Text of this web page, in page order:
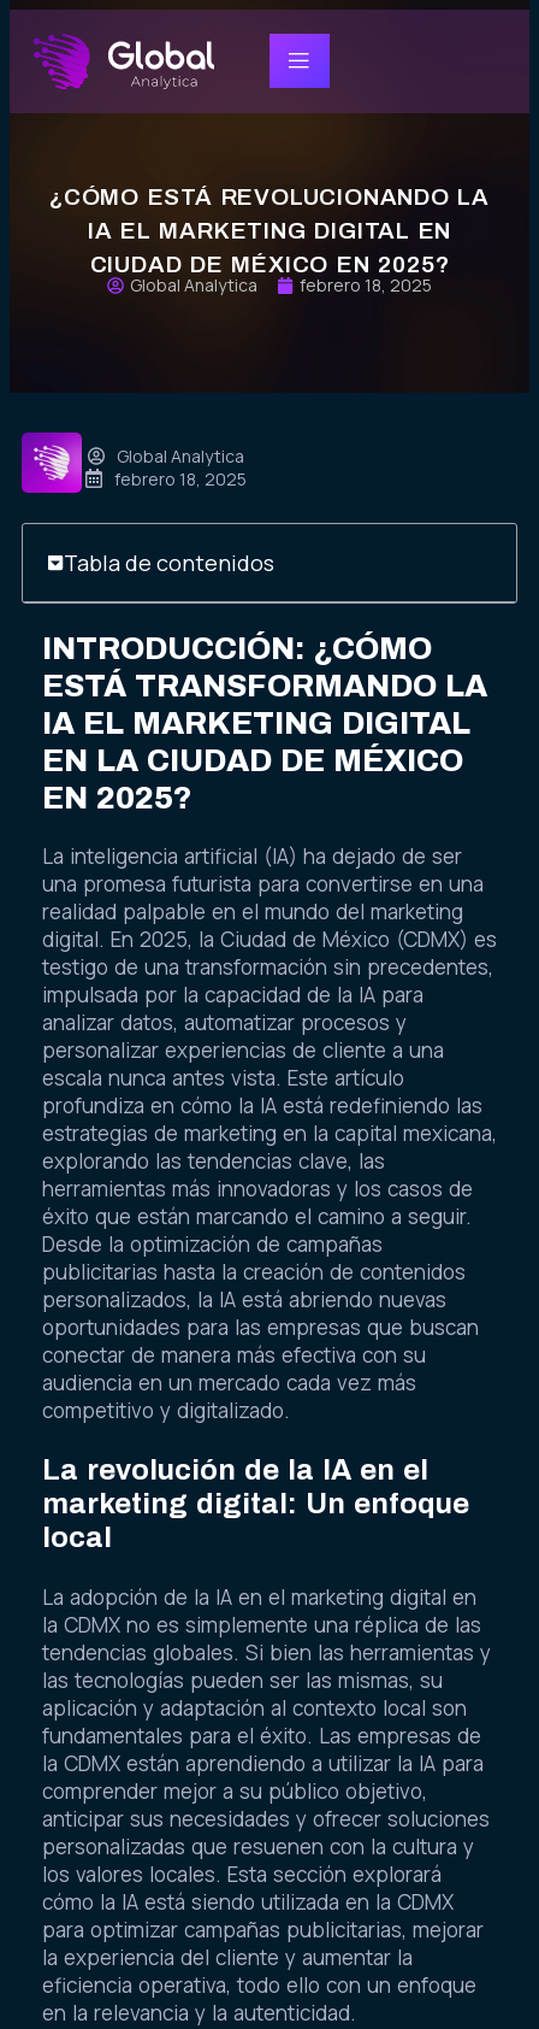
¿CÓMO ESTÁ REVOLUCIONANDO LA
IA EL MARKETING DIGITAL EN
CIUDAD DE MÉXICO EN 2025?
Global Analytica febrero 18, 2025
Global Analytica
febrero 18, 2025
Tabla de contenidos
INTRODUCCIÓN: ¿CÓMO
ESTÁ TRANSFORMANDO LA
IA EL MARKETING DIGITAL
EN LA CIUDAD DE MÉXICO
EN 2025?
La inteligencia artificial (IA) ha dejado de ser
una promesa futurista para convertirse en una
realidad palpable en el mundo del marketing
digital. En 2025, la Ciudad de México (CDMX) es
testigo de una transformación sin precedentes,
impulsada por la capacidad de la IA para
analizar datos, automatizar procesos y
personalizar experiencias de cliente a una
escala nunca antes vista. Este artículo
profundiza en cómo la IA está redefiniendo las
estrategias de marketing en la capital mexicana,
explorando las tendencias clave, las
herramientas más innovadoras y los casos de
éxito que están marcando el camino a seguir.
Desde la optimización de campañas
publicitarias hasta la creación de contenidos
personalizados, la IA está abriendo nuevas
oportunidades para las empresas que buscan
conectar de manera más efectiva con su
audiencia en un mercado cada vez más
competitivo y digitalizado.
La revolución de la IA en el
marketing digital: Un enfoque
local
La adopción de la IA en el marketing digital en
la CDMX no es simplemente una réplica de las
tendencias globales. Si bien las herramientas y
las tecnologías pueden ser las mismas, su
aplicación y adaptación al contexto local son
fundamentales para el éxito. Las empresas de
la CDMX están aprendiendo a utilizar la IA para
comprender mejor a su público objetivo,
anticipar sus necesidades y ofrecer soluciones
personalizadas que resuenen con la cultura y
los valores locales. Esta sección explorará
cómo la IA está siendo utilizada en la CDMX
para optimizar campañas publicitarias, mejorar
la experiencia del cliente y aumentar la
eficiencia operativa, todo ello con un enfoque
en la relevancia y la autenticidad.